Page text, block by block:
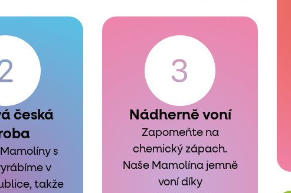
česká
s
v
takže
Nádherně voní
Zapomeňte na
chemický zápach.
Naše Mamolína jemně
voní díky